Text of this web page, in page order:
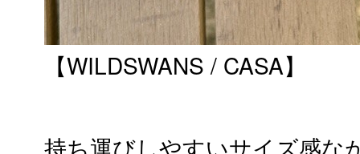
【WILDSWANS / CASA】
持ち運びしやすいサイズ感な